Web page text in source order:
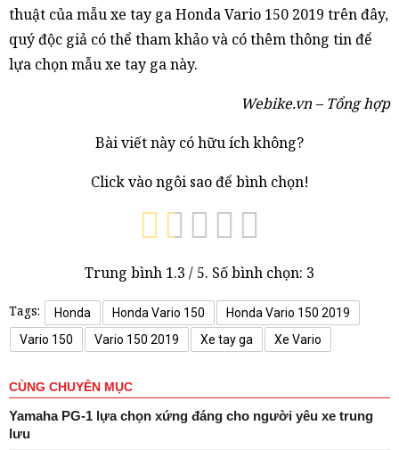
thuật của mẫu xe tay ga Honda Vario 150 2019 trên đây,
quý độc giả có thể tham khảo và có thêm thông tin để
lựa chọn mẫu xe tay ga này.
Webike.vn – Tổng hợp
Bài viết này có hữu ích không?
Click vào ngôi sao để bình chọn!
Trung bình 1.3 / 5. Số bình chọn: 3
Tags: Honda Honda Vario 150
Honda Vario 150 2019
Vario 150
Vario 150 2019 Xe tay ga Xe Vario
CÙNG CHUYÊN MỤC
Yamaha PG-1 lựa chọn xứng đáng cho người yêu xe trung
lưu